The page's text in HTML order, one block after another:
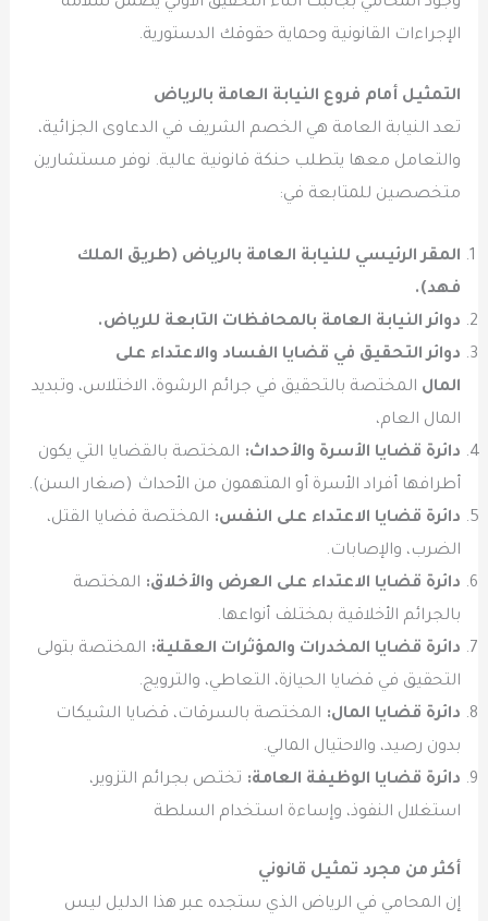
الإجراءات القانونية وحماية حقوقك الدستورية.
التمثيل أمام فروع النيابة العامة بالرياض
تعد النيابة العامة هي الخصم الشريف في الدعاوى الجزائية،
والتعامل معها يتطلب حنكة قانونية عالية. نوفر مستشارين
متخصصين للمتابعة في:
المقر الرئيسي للنيابة العامة بالرياض (طريق الملك
فهد).
دوائر النيابة العامة بالمحافظات التابعة للرياض.
دوائر التحقيق في قضايا الفساد والاعتداء على
المال المختصة بالتحقيق في جرائم الرشوة، الاختلاس، وتبديد
المال العام،
دائرة قضايا الأسرة والأحداث: المختصة بالقضايا التي يكون
أطرافها أفراد الأسرة أو المتهمون من الأحداث (صغار السن).
دائرة قضايا الاعتداء على النفس: المختصة قضايا القتل،
الضرب، والإصابات.
دائرة قضايا الاعتداء على العرض والأخلاق: المختصة
بالجرائم الأخلاقية بمختلف أنواعها.
دائرة قضايا المخدرات والمؤثرات العقلية: المختصة بتولى
التحقيق في قضايا الحيازة، التعاطي، والترويج.
دائرة قضايا المال: المختصة بالسرقات، قضايا الشيكات
بدون رصيد، والاحتيال المالي.
دائرة قضايا الوظيفة العامة: تختص بجرائم التزوير،
استغلال النفوذ، وإساءة استخدام السلطة
أكثر من مجرد تمثيل قانوني
إن المحامي في الرياض الذي ستجده عبر هذا الدليل ليس